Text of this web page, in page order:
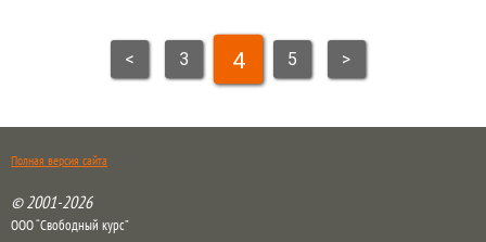
< 3 4 5 >
Полная версия сайта
© 2001-2026
ООО “Свободный курс”